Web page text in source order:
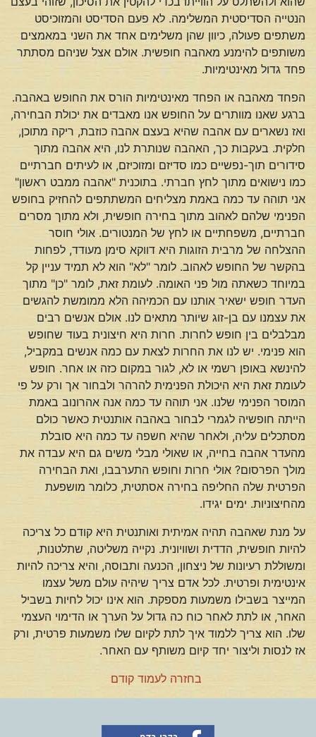
הנטייה הסדיסטית המשלימה. לא פעם הסדיסט והמזוכיסט
משתפים פעולה, כיוון שהן משלימים אחד את השני במאמצים
משותפים להימנע מאהבה חופשית. אולם אצל שניהם מסתתר
פחד גדול מאינטימיות.
הפחד מאהבה או הפחד מאינטימיות הורס את החופש באהבה.
ברגע שאנו מוותרים על החופש אנו מאבדים את יכולת הבחירה,
ואז נשארים עם אהבה שהיא בעצם אהבה כוזבת, ריקה מתוכן,
חלקית. בעקבות כך, האהבה שנותרת לנו, היא אהבה מתוך
סידורים תוך-נפשיים כמו סדיזם ומזוכיזם, או לעיתים חברתיים
כמו נישואים מתוך לחץ חברתי. בתוכנית "אהבה ממבט ראשון"
אני תוהה עד כמה באמת מצליחים המשתתפים להחזיק בחופש
הפנימי שלהם לאהוב מתוך בחירה חופשית, ולא מתוך מסרים
חברתיים, משפחתיים או לחץ של המנטורים. אולי חוסר
ההצלחה של מרבית הזוגות היא דווקא סימן מעודד, לפחות
בהקשר של החופש לאהוב. לומר "לא" הוא לא תמיד עניין קל
במיוחד כשאתה מול פני האומה. לעומת זאת, לומר "כן" מתוך
העדר חופש ישאיר אותנו עם הכמיהה הלא ממומשת להגשים
את עצמנו עם בן-זוג שיותר מתאים לנו. אולם אנשים רבים
מבלבלים בין חופש לחרות. חרות היא חיצונית בעוד שחופש
הוא פנימי. יש לנו את החרות לצאת עם כמה אנשים במקביל,
להינשא באופן רשמי או לא, לגור במקום כזה או אחר. חופש
לעומת זאת היא היכולת הפנימית להרהר ולבחור אך ורק על פי
המוסר הפנימי שלנו. אני תוהה עד כמה אנה אהרונוב באמת
הייתה חופשיה לגמרי לבחור באהבה אותנטית כאשר כולם
מסתכלים עליה, ולאחר שהיא חשפה עד כמה היא סובלת
מהעדר אהבה בחייה, או שאולי מבלי משים גם היא עבדה את
מולך הפרסום? אולי חרות וחופש התערבבו, ואת הבחירה
הפרטית שלה החליפה בחירה אסתטית, כלומר מושפעת
מהחיצוניות. ימים יגידו.
על מנת שאהבה תהיה אמיתית ואותנטית היא קודם כל צריכה
להיות חופשית, הדדית ושוויונית. נקייה משליטה, שתלטנות,
ומשוללת רעיונות של ניצחון, הכנעה ותבוסה, והיא צריכה להיות
אינטימית ופרטית. לכל אדם צריך שיהיה עולם משל עצמו
המייצר בשבילו משמעות מספקת. הוא אינו יכול לחיות בשביל
האחר, או לתת לאחר כוח כה גדול על הערך או הדימוי העצמי
שלו. הוא צריך ללמוד איך לתת לקיום שלו משמעות פרטית, ורק
אז לנסות וליצור יחד קיום משותף עם האחר.
בחזרה לעמוד קודם